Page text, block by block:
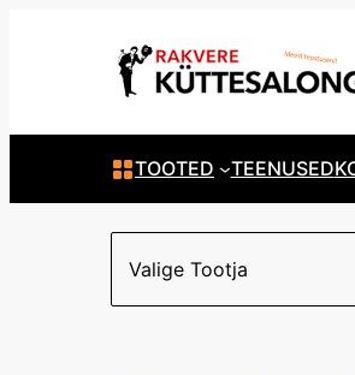
TOOTED TEENUSED
Valige Tootja